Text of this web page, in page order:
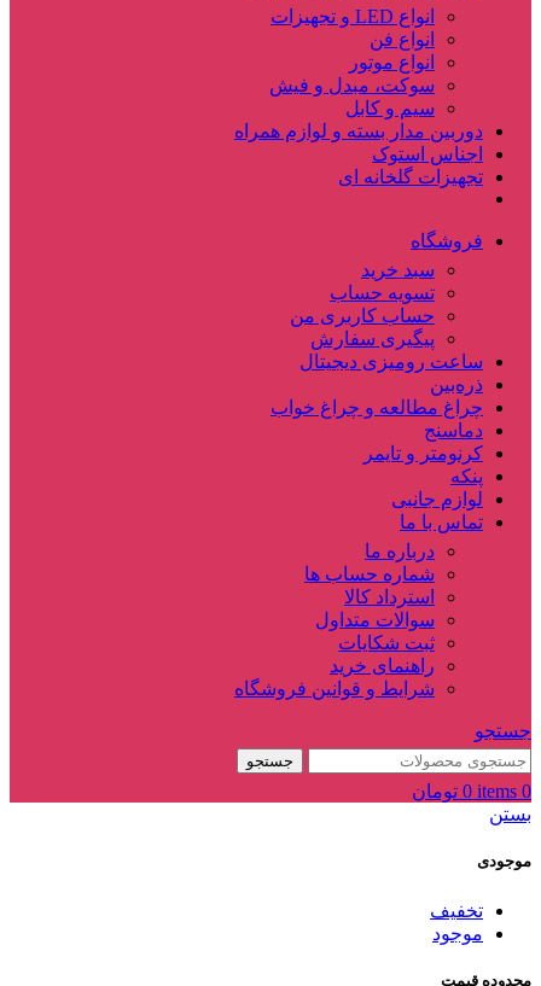
انواع LED و تجهیزات
انواع فن
انواع موتور
سوکت، مبدل و فیش
سیم و کابل
دوربین مدار بسته و لوازم همراه
اجناس استوک
تجهیزات گلخانه ای
فروشگاه
سبد خرید
تسویه حساب
حساب کاربری من
پیگیری سفارش
ساعت‌ رومیزی دیجیتال
ذره‌بین‌
چراغ مطالعه و چراغ خواب
دماسنج‌
کرنومتر و تایمر
پنکه
لوازم جانبی
تماس با ما
درباره ما
شماره حساب ها
استرداد کالا
سوالات متداول
ثبت شکایات
راهنمای خرید
شرایط و قوانین فروشگاه
جستجو
جستجو
0
items
0 تومان
بستن
موجودی
تخفیف
موجود
محدوده قیمت